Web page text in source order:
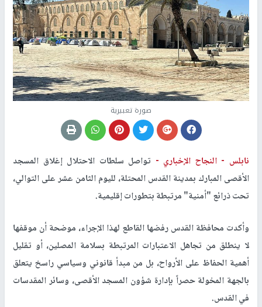
صورة تعبيرية
نابلس -النجاح الإخباري - تواصل سلطات الاحتلال إغلاق المسجد
الأقصى المبارك بمدينة القدس المحتلة، لليوم الثامن عشر على التوالي،
تحت ذرائع "أمنية" مرتبطة بتطورات إقليمية.
وأكدت محافظة القدس رفضها القاطع لهذا الإجراء، موضحة أن موقفها
لا ينطلق من تجاهل الاعتبارات المرتبطة بسلامة المصلين، أو تقليل
أهمية الحفاظ على الأرواح، بل من مبدأ قانوني وسياسي راسخ يتعلق
بالجهة المخولة حصراً بإدارة شؤون المسجد الأقصى، وسائر المقدسات
في القدس.